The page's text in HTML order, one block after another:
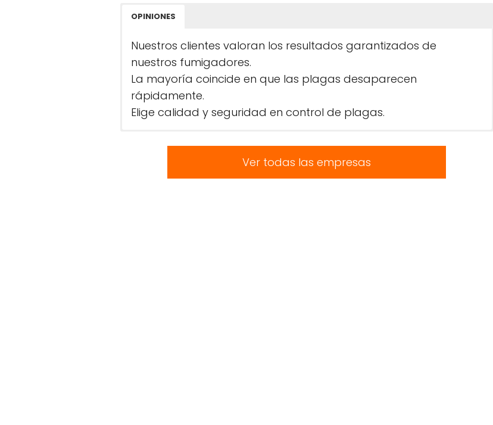
OPINIONES
Nuestros clientes valoran los resultados garantizados de
nuestros fumigadores.
La mayoría coincide en que las plagas desaparecen
rápidamente.
Elige calidad y seguridad en control de plagas.
Ver todas las empresas